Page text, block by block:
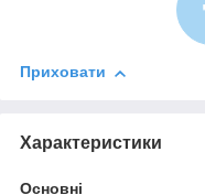
Приховати
Характеристики
Основні